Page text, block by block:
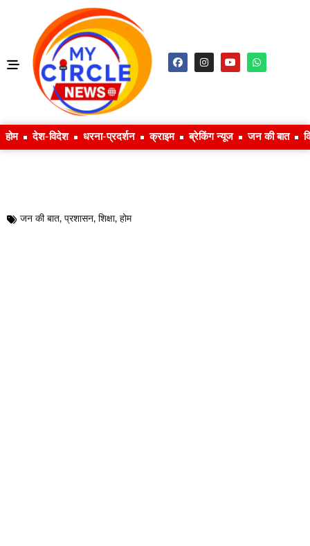
होम देश-विदेश धरना-प्रदर्शन क्राइम ब्रेकिंग न्यूज जन की बात
जन की बात, प्रशासन, शिक्षा, होम